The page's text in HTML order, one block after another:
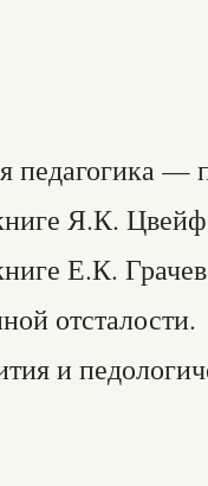
педагогика —
Я.К.
Е.К.
отсталости.
и